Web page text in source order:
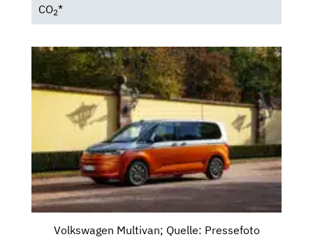
CO2*
Volkswagen Multivan; Quelle: Pressefoto